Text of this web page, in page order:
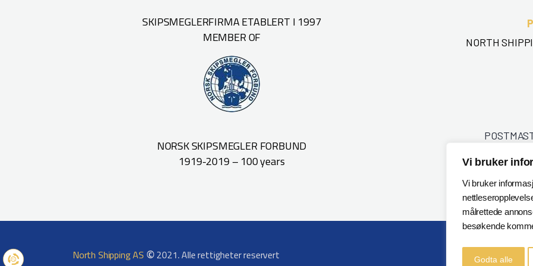
Vi bruker
Vi bruker
målrettede
besøkende
Godta alle
SKIPSMEGLERFIRMA ETABLERT I 1997
MEMBER OF
NORSK SKIPSMEGLER FORBUND
1919-2019 – 100 years
NORTH
North Shipping AS © 2021. Alle rettigheter reservert